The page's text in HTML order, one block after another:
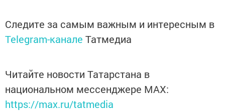
Следите за самым важным и интересным в
Telegram-канале Татмедиа
Читайте новости Татарстана в
национальном мессенджере MАХ:
https://max.ru/tatmedia